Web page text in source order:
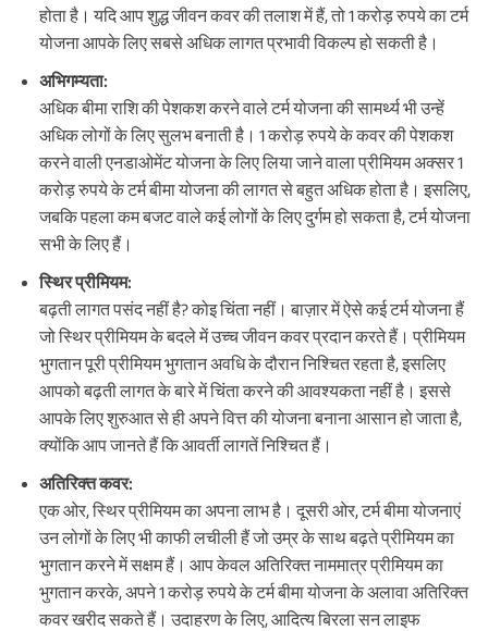
होता है। यदि आप शुद्ध जीवन कवर की तलाश में हैं, तो 1 करोड़ रुपये का टर्म
योजना आपके लिए सबसे अधिक लागत प्रभावी विकल्प हो सकती है।
अभिगम्यता:
अधिक बीमा राशि की पेशकश करने वाले टर्म योजना की सामर्थ्य भी उन्हें
अधिक लोगों के लिए सुलभ बनाती है। 1 करोड़ रुपये के कवर की पेशकश
करने वाली एनडाओमेंट योजना के लिए लिया जाने वाला प्रीमियम अक्सर 1
करोड़ रुपये के टर्म बीमा योजना की लागत से बहुत अधिक होता है। इसलिए,
जबकि पहला कम बजट वाले कई लोगों के लिए दुर्गम हो सकता है, टर्म योजना
सभी के लिए हैं।
स्थिर प्रीमियम:
बढ़ती लागत पसंद नहीं है? कोइ चिंता नहीं। बाज़ार में ऐसे कई टर्म योजना हैं
जो स्थिर प्रीमियम के बदले में उच्च जीवन कवर प्रदान करते हैं। प्रीमियम
भुगतान पूरी प्रीमियम भुगतान अवधि के दौरान निश्चित रहता है, इसलिए
आपको बढ़ती लागत के बारे में चिंता करने की आवश्यकता नहीं है। इससे
आपके लिए शुरुआत से ही अपने वित्त की योजना बनाना आसान हो जाता है,
क्योंकि आप जानते हैं कि आवर्ती लागतें निश्चित हैं।
अतिरिक्त कवर:
एक ओर, स्थिर प्रीमियम का अपना लाभ है। दूसरी ओर, टर्म बीमा योजनाएं
उन लोगों के लिए भी काफी लचीली हैं जो उम्र के साथ बढ़ते प्रीमियम का
भुगतान करने में सक्षम हैं। आप केवल अतिरिक्त नाममात्र प्रीमियम का
भुगतान करके, अपने 1 करोड़ रुपये के टर्म बीमा योजना के अलावा अतिरिक्त
कवर खरीद सकते हैं। उदाहरण के लिए, आदित्य बिरला सन लाइफ